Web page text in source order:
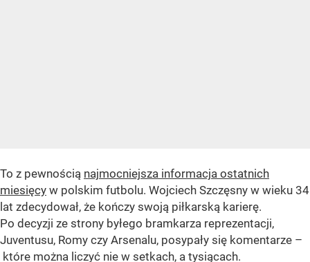
To z pewnością najmocniejsza informacja ostatnich
miesięcy w polskim futbolu. Wojciech Szczęsny w wieku 34
lat zdecydował, że kończy swoją piłkarską karierę.
Po decyzji ze strony byłego bramkarza reprezentacji,
Juventusu, Romy czy Arsenalu, posypały się komentarze –
które można liczyć nie w setkach, a tysiącach.